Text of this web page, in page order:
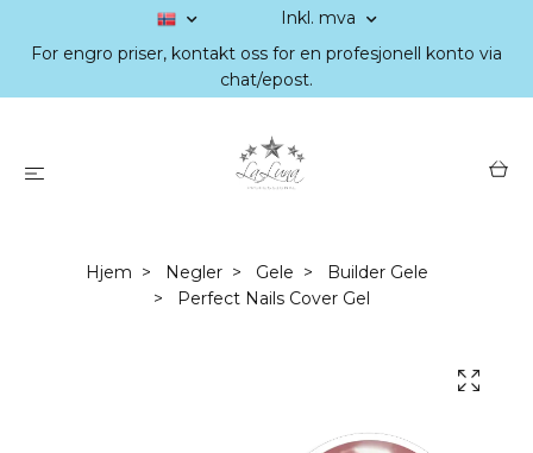
Inkl. mva
For engro priser, kontakt oss for en profesjonell konto via
chat/epost.
Hjem Negler Gele
Builder Gele
Perfect Nails Cover Gel